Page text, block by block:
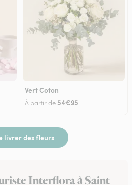
Vert Coton
À partir de 54€95
livrer des fleurs
Interflora à Saint